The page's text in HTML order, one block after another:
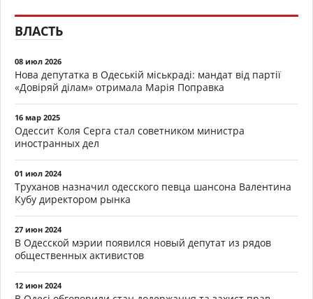
ВЛАСТЬ
08 июл 2026
Нова депутатка в Одеській міськраді: мандат від партії
«Довіряй ділам» отримала Марія Поправка
16 мар 2025
Одессит Коля Серга стал советником министра
иностранных дел
01 июл 2024
Труханов назначил одесского певца шансона Валентина
Кубу директором рынка
27 июн 2024
В Одесской мэрии появился новый депутат из рядов
общественных активистов
12 июн 2024